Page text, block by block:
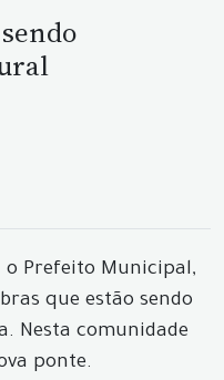
o Prefeito Municipal,
que estão sendo
Nesta comunidade
ponte.